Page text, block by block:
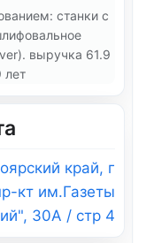
станки с
выручка 61.9
лет
край, г
кт им.Газеты
30А / стр 4